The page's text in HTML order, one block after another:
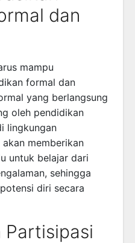
dan
mampu
formal dan
yang berlangsung
oleh pendidikan
lingkungan
memberikan
untuk belajar dari
sehingga
diri secara
Partisipasi